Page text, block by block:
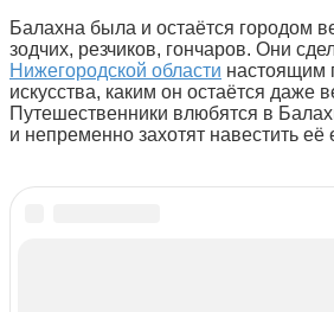
Балахна была и остаётся городом
зодчих, резчиков, гончаров. Они
Нижегородской области настоящим
искусства, каким он остаётся даже
Путешественники влюбятся в
и непременно захотят навестить её
Вам также может быть интересно